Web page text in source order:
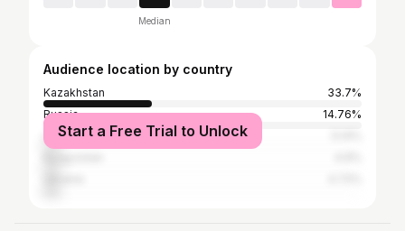
Median
Audience location by country
Kazakhstan
33.7%
Russia
14.76%
United States
Start a Free Trial to Unlock